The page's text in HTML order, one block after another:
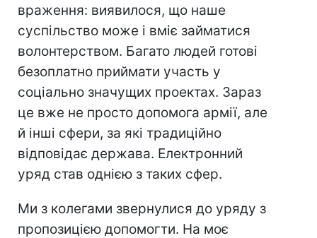
враження: виявилося, що наше
суспільство може і вміє займатися
волонтерством. Багато людей готові
безоплатно приймати участь у
соціально значущих проектах. Зараз
це вже не просто допомога армії, але
й інші сфери, за які традиційно
відповідає держава. Електронний
уряд став однією з таких сфер.
Ми з колегами звернулися до уряду з
пропозицією допомогти. На моє